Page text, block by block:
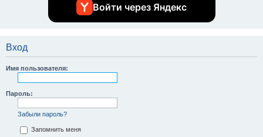
Войти через Яндекс
Вход
Имя пользователя:
Пароль:
Забыли пароль?
Запомнить меня